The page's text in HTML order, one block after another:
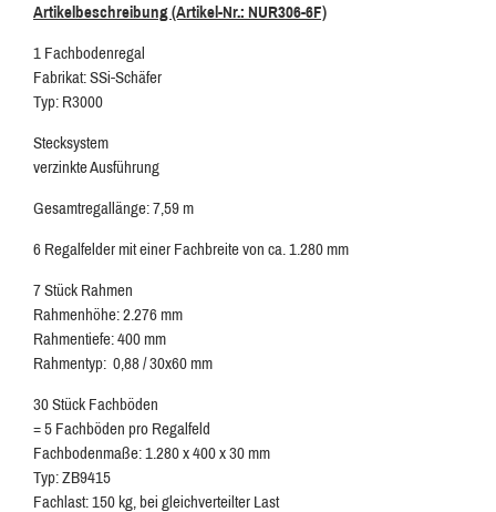
Artikelbeschreibung (Artikel-Nr.: NUR306-6F)
1 Fachbodenregal
Fabrikat: SSi-Schäfer
Typ: R3000
Stecksystem
verzinkte Ausführung
Gesamtregallänge: 7,59 m
6 Regalfelder mit einer Fachbreite von ca. 1.280 mm
7 Stück Rahmen
Rahmenhöhe: 2.276 mm
Rahmentiefe: 400 mm
Rahmentyp: 0,88 / 30x60 mm
30 Stück Fachböden
= 5 Fachböden pro Regalfeld
Fachbodenmaße: 1.280 x 400 x 30 mm
Typ: ZB9415
Fachlast: 150 kg, bei gleichverteilter Last